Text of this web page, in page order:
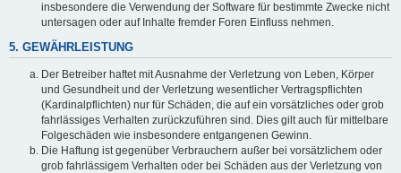
insbesondere die Verwendung der Software für bestimmte Zwecke nicht
untersagen oder auf Inhalte fremder Foren Einfluss nehmen.
5. GEWÄHRLEISTUNG
Der Betreiber haftet mit Ausnahme der Verletzung von Leben, Körper
und Gesundheit und der Verletzung wesentlicher Vertragspflichten
(Kardinalpflichten) nur für Schäden, die auf ein vorsätzliches oder grob
fahrlässiges Verhalten zurückzuführen sind. Dies gilt auch für mittelbare
Folgeschäden wie insbesondere entgangenen Gewinn.
Die Haftung ist gegenüber Verbrauchern außer bei vorsätzlichem oder
grob fahrlässigem Verhalten oder bei Schäden aus der Verletzung von